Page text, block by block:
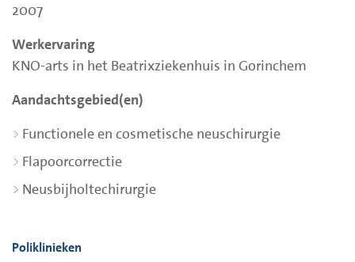
2007
Werkervaring
KNO-arts in het Beatrixziekenhuis in Gorinchem
Aandachtsgebied(en)
Functionele en cosmetische neuschirurgie
Flapoorcorrectie
Neusbijholtechirurgie
Poliklinieken